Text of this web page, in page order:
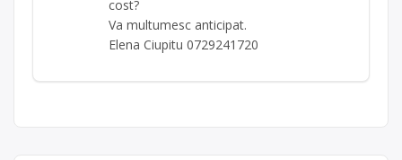
cost?
Va multumesc anticipat.
Elena Ciupitu 0729241720